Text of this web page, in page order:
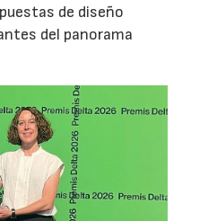
de diseño
del panorama